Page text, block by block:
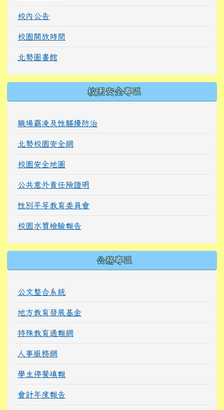
校內公告
校園開放時間
北勢圖書館
校園安全專區
職場霸凌及性騷擾防治
北勢校園安全網
校園安全地圖
公共意外責任險證明
性別平等教育委員會
校園水質檢驗報告
公務專區
公文整合系統
地方教育發展基金
特殊教育通報網
人事服務網
學生停餐填報
會計年度報告